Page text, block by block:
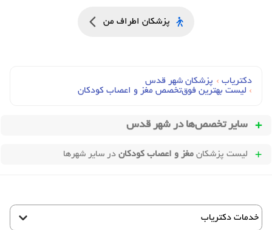
پزشکان اطراف من
دکتریاب › پزشکان شهر قدس
› لیست بهترین فوق‌تخصص مغز و اعصاب کودکان
سایر تخصص‌ها در شهر قدس
لیست پزشکان مغز و اعصاب کودکان در سایر شهرها
خدمات دکتریاب